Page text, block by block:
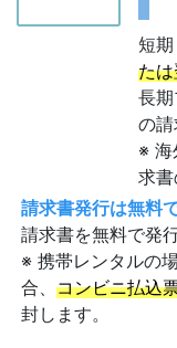
短
た
長期
の請
※ 海
求書
請求書発行は無料
請求書を無料で発
※ 携帯レンタルの場
合、 コンビニ払込
封します。